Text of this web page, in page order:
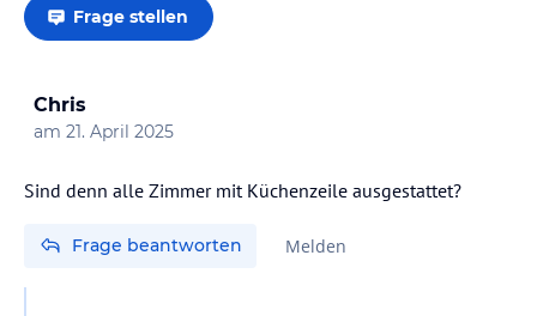
Frage stellen
Chris
am 21. April 2025
Sind denn alle Zimmer mit Küchenzeile ausgestattet?
Frage beantworten Melden